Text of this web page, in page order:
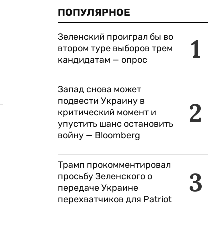
ПОПУЛЯРНОЕ
1
Зеленский проиграл бы во
втором туре выборов трем
кандидатам — опрос
2
Запад снова может
подвести Украину в
критический момент и
упустить шанс остановить
войну — Bloomberg
3
Трамп прокомментировал
просьбу Зеленского о
передаче Украине
перехватчиков для Patriot